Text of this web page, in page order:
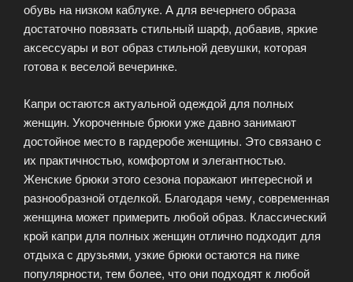
обувь на низком каблуке. А для вечернего образа
достаточно повязать стильный шарф, добавив, яркие
аксессуары и вот образ стильной девушки, которая
готова к веселой вечеринке.
Капри остаются актуальной одеждой для полных
женщин. Укороченные брюки уже давно занимают
достойное место в гардеробе женщины. Это связано с
их практичностью, комфортом и элегантностью.
Женские брюки этого сезона поражают интересной и
разнообразной отделкой. Благодаря чему, современная
женщина может примерить любой образ. Классический
крой капри для полных женщин отлично подходит для
отдыха с друзьями, узкие брюки остаются на пике
популярности, тем более, что они подходят к любой